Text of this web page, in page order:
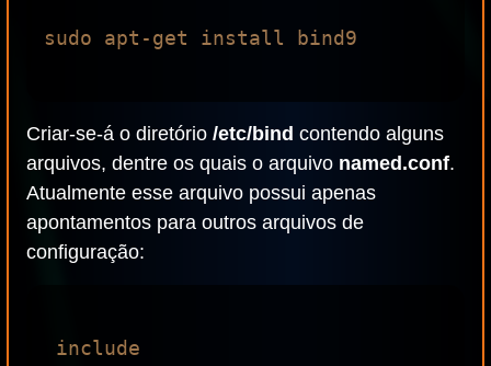
sudo apt-get install bind9
Criar-se-á o diretório /etc/bind contendo alguns
arquivos, dentre os quais o arquivo named.conf.
Atualmente esse arquivo possui apenas
apontamentos para outros arquivos de
configuração: